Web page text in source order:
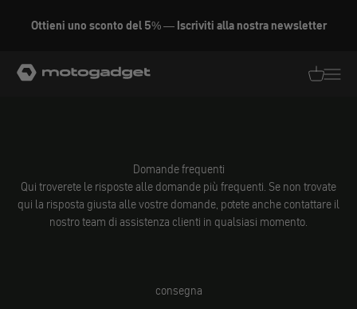
Ottieni uno sconto del 5% — Iscriviti alla nostra newsletter
motogadget GmbH
Domande frequenti
Qui troverete le risposte alle domande più frequenti. Se non trovate
qui la risposta giusta alle vostre domande, potete anche contattare il
nostro team di assistenza clienti in qualsiasi momento.
consegna